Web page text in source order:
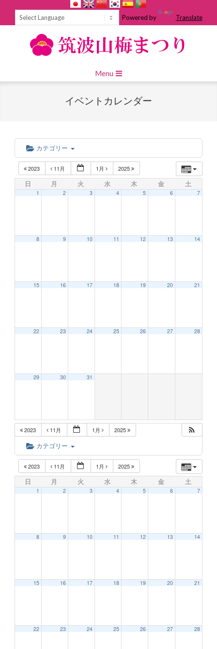
Powered by Translate
Navigation
Menu
イベントカレンダー
カテゴリー
2023 11月 1月 2025
日 月 火 水 木 金 土
1 2 3 4 5 6 7
8 9 10 11 12 13 14
15 16 17 18 19 20 21
22 23 24 25 26 27 28
29 30 31
2023 11月 1月 2025
カテゴリー
2023 11月 1月 2025
日 月 火 水 木 金 土
1 2 3 4 5 6 7
8 9 10 11 12 13 14
15 16 17 18 19 20 21
22 23 24 25 26 27 28